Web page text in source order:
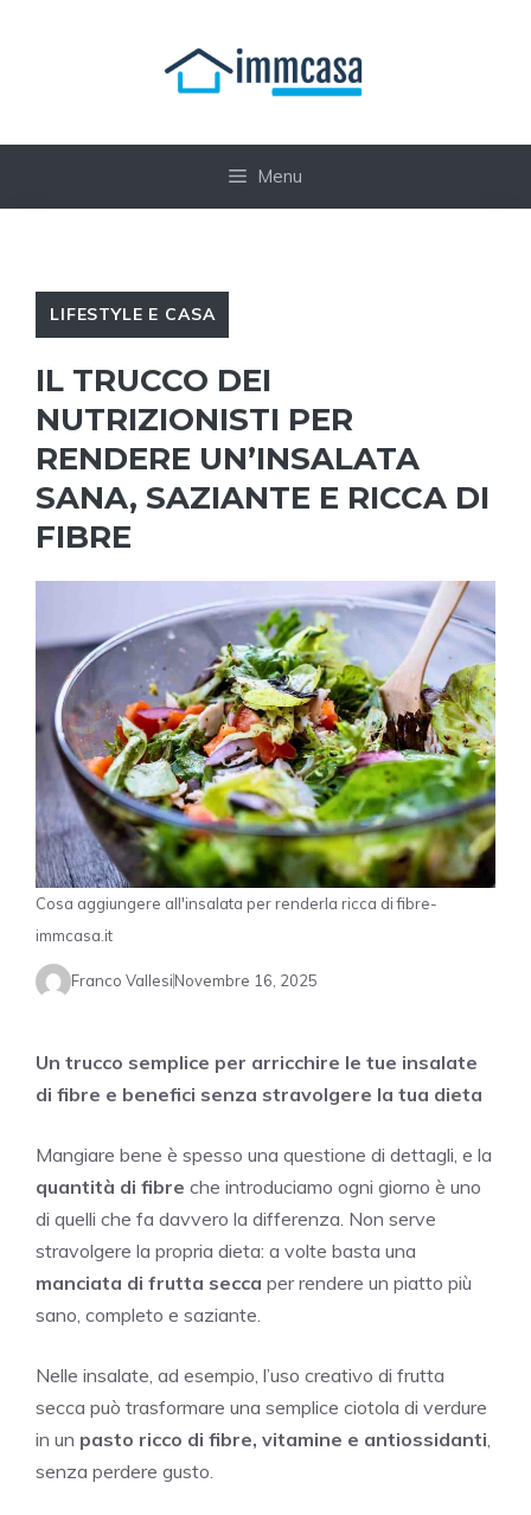
Menu
LIFESTYLE E CASA
IL TRUCCO DEI
NUTRIZIONISTI PER
RENDERE UN’INSALATA
SANA, SAZIANTE E RICCA DI
FIBRE
Cosa aggiungere all'insalata per renderla ricca di fibre-
immcasa.it
Franco VallesiNovembre 16, 2025
Un trucco semplice per arricchire le tue insalate
di fibre e benefici senza stravolgere la tua dieta
Mangiare bene è spesso una questione di dettagli, e la
quantità di fibre che introduciamo ogni giorno è uno
di quelli che fa davvero la differenza. Non serve
stravolgere la propria dieta: a volte basta una
manciata di frutta secca per rendere un piatto più
sano, completo e saziante.
Nelle insalate, ad esempio, l’uso creativo di frutta
secca può trasformare una semplice ciotola di verdure
in un pasto ricco di fibre, vitamine e antiossidanti
senza perdere gusto.